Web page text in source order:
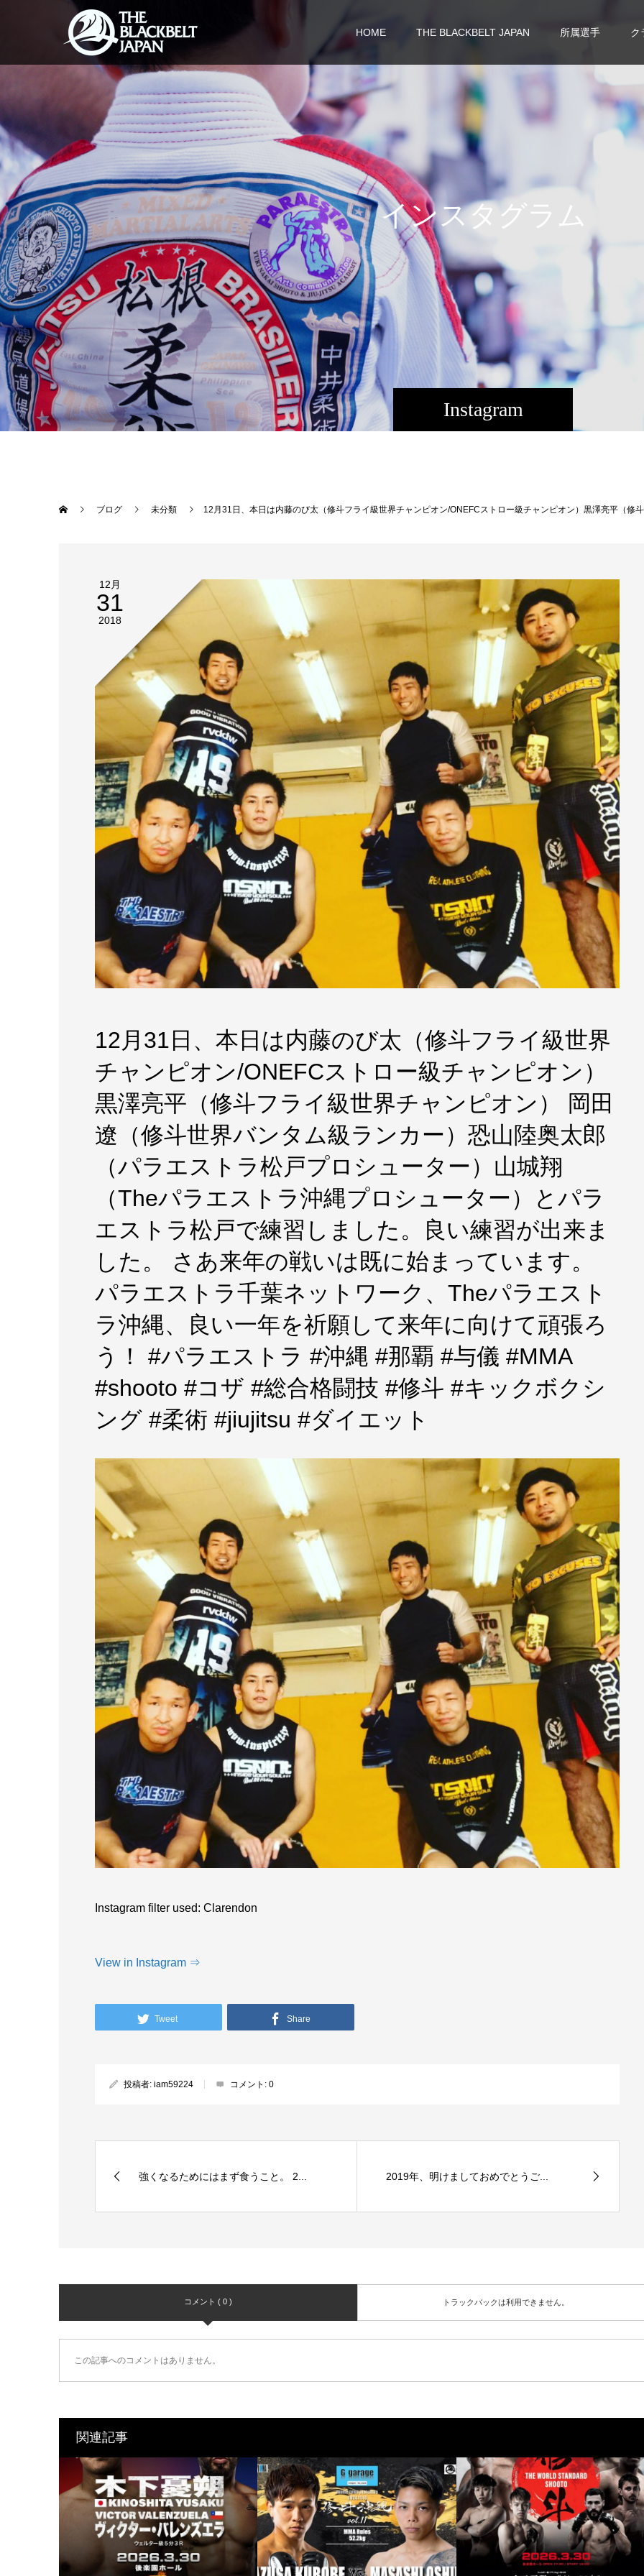
HOME THE BLACKBELT JAPAN 所属選手 ク
Instagram
インスタグラ ム
ブログ 未分類 12月31日、本日は内藤のび太（修斗フライ級世界チャンピオン/ONEFCストロー級チャンピオン）黒澤亮平（修斗フライ級世界チャンピオン） 岡田 遼（修斗世界バンタム級ランカー）恐山陸奥太郎（パラエストラ松戸プロシューター）山城翔（Theパラエストラ沖縄プロシューター）とパラエストラ松戸で練習しました。良い練習が出来ました。 さあ来年の戦いは既に始まっています
12月
31
2018
12月31日、本日は内藤のび太（修斗フライ級世界
チャンピオン/ONEFCストロー級チャンピオン）
黒澤亮平（修斗フライ級世界チャンピオン） 岡田
遼（修斗世界バンタム級ランカー）恐山陸奥太郎
（パラエストラ松戸プロシューター）山城翔
（Theパラエストラ沖縄プロシューター）とパラ
エストラ松戸で練習しました。良い練習が出来ま
した。 さあ来年の戦いは既に始まっています。
パラエストラ千葉ネットワーク、Theパラエスト
ラ沖縄、良い一年を祈願して来年に向けて頑張ろ
う！ #パラエストラ #沖縄 #那覇 #与儀 #MMA
#shooto #コザ #総合格闘技 #修斗 #キックボクシ
ング #柔術 #jiujitsu #ダイエット
Instagram filter used: Clarendon
View in Instagram ⇒
Tweet Share
投稿者: iam59224 コメント: 0
強くなるためにはまず食うこと。 2... 2019年、明けましておめでとうご...
コメント ( 0 ) トラックバックは利用できません。
この記事へのコメントはありません。
関連記事